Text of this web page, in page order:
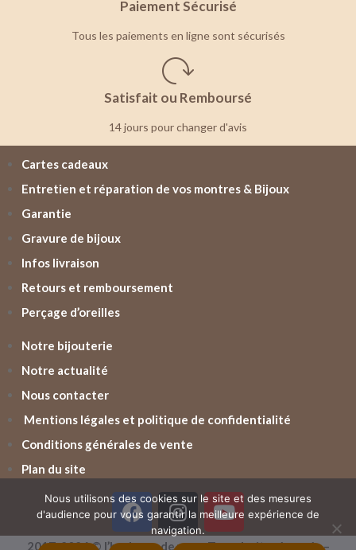
Paiement Sécurisé
Tous les paiements en ligne sont sécurisés
Satisfait ou Remboursé
14 jours pour changer d'avis
Cartes cadeaux
Entretien et réparation de vos montres & Bijoux
Garantie
Gravure de bijoux
Infos livraison
Retours et remboursement
Perçage d’oreilles
Notre bijouterie
Notre actualité
Nous contacter
Mentions légales et politique de confidentialité
Conditions générales de vente
Plan du site
2017-2026 © l’horloger de vern. Tous droits réservés –
Nous utilisons des cookies sur le site et des mesures
d'audience pour vous garantir la meilleure expérience de
navigation.